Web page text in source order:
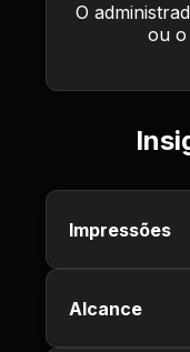
O
ou
Impressões
Alcance